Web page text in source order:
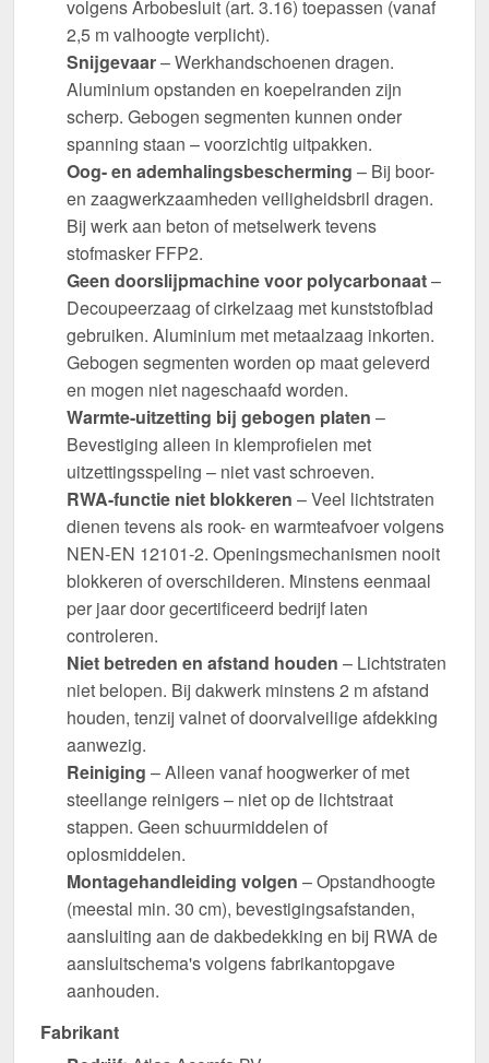
volgens Arbobesluit (art. 3.16) toepassen (vanaf
2,5 m valhoogte verplicht).
Snijgevaar– Werkhandschoenen dragen.
Aluminium opstanden en koepelranden zijn
scherp. Gebogen segmenten kunnen onder
spanning staan – voorzichtig uitpakken.
Oog- en ademhalingsbescherming – Bij boor-
en zaagwerkzaamheden veiligheidsbril dragen.
Bij werk aan beton of metselwerk tevens
stofmasker FFP2.
Geen doorslijpmachine voor polycarbonaat–
Decoupeerzaag of cirkelzaag met kunststofblad
gebruiken. Aluminium met metaalzaag inkorten.
Gebogen segmenten worden op maat geleverd
en mogen niet nageschaafd worden.
Warmte-uitzetting bij gebogen platen –
Bevestiging alleen in klemprofielen met
uitzettingsspeling – niet vast schroeven.
RWA-functie niet blokkeren – Veel lichtstraten
dienen tevens als rook- en warmteafvoer volgens
NEN-EN 12101-2. Openingsmechanismen nooit
blokkeren of overschilderen. Minstens eenmaal
per jaar door gecertificeerd bedrijf laten
controleren.
Niet betreden en afstand houden – Lichtstraten
niet belopen. Bij dakwerk minstens 2 m afstand
houden, tenzij valnet of doorvalveilige afdekking
aanwezig.
Reiniging – Alleen vanaf hoogwerker of met
steellange reinigers – niet op de lichtstraat
stappen. Geen schuurmiddelen of
oplosmiddelen.
Montagehandleiding volgen – Opstandhoogte
(meestal min. 30 cm), bevestigingsafstanden,
aansluiting aan de dakbedekking en bij RWA de
aansluitschema's volgens fabrikantopgave
aanhouden.
Fabrikant